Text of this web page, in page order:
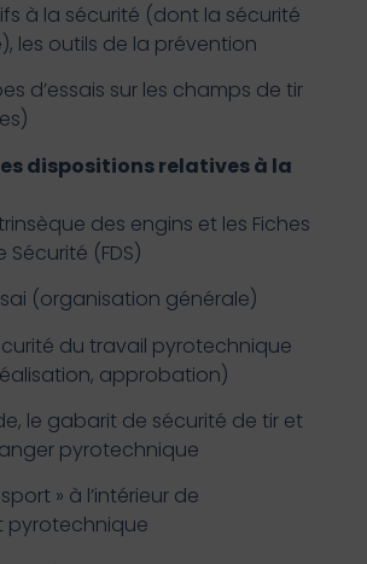
à la sécurité (dont la sécurité
les outils de la prévention
d’essais sur les champs de tir
dispositions relatives à la
des engins et les Fiches
(FDS)
(organisation générale)
du travail pyrotechnique
approbation)
le gabarit de sécurité de tir et
pyrotechnique
» à l’intérieur de
pyrotechnique